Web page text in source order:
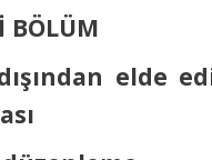
BÖLÜM
elde